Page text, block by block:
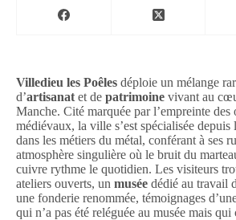
Villedieu les Poêles déploie un mélange
d’artisanat et de patrimoine vivant au
Manche. Cité marquée par l’empreinte des
médiévaux, la ville s’est spécialisée
dans les métiers du métal, conférant à ses
atmosphère singulière où le bruit du
cuivre rythme le quotidien. Les visiteurs
ateliers ouverts, un musée dédié au travail
une fonderie renommée, témoignages
qui n’a pas été reléguée au musée mais